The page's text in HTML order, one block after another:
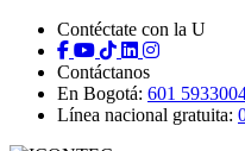
Contéctate con la U
Contáctanos
En Bogotá: 601
Línea nacional gratuita: